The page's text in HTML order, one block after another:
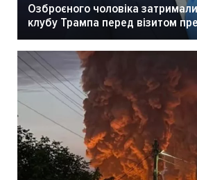
Озброєного чоловіка
клубу Трампа перед візитом